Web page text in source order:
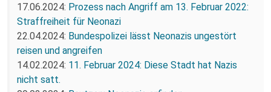
17.06.2024: Prozess nach Angriff am 13. Februar 2022:
Straffreiheit für Neonazi
22.04.2024: Bundespolizei lässt Neonazis ungestört
reisen und angreifen
14.02.2024: 11. Februar 2024: Diese Stadt hat Nazis
nicht satt.